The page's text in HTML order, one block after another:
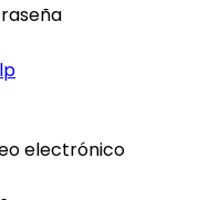
electrónico